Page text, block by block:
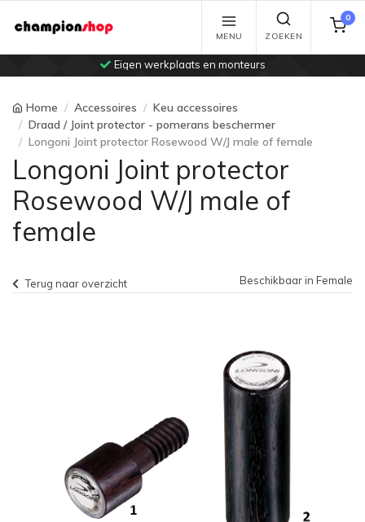
Eigen werkplaats en monteurs
MENU ZOEKEN
0
Home Accessoires
Keu accessoires
Draad / Joint protector - pomerans beschermer
Longoni Joint protector Rosewood W/J male of female
Longoni Joint protector
Rosewood W/J male of
female
Terug naar overzicht Beschikbaar in Female